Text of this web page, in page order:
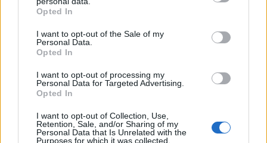
grant or deny consent to Google and its third-party tags to
use your data for below specified purposes in below Google
consent section.
Opted In
I want to opt-out of the Sale of my
Personal Data.
Opted In
I want to opt-out of processing my
Personal Data for Targeted Advertising.
Opted In
I want to opt-out of Collection, Use,
Retention, Sale, and/or Sharing of my
Personal Data that Is Unrelated with the
Purposes for which it was collected.
Ultimo aggiornamento: Marzo 2021
Sostenibilità, etica, futuro. News ESG, sostenibilità,
aziende, eventi e agenda Onu 2030.